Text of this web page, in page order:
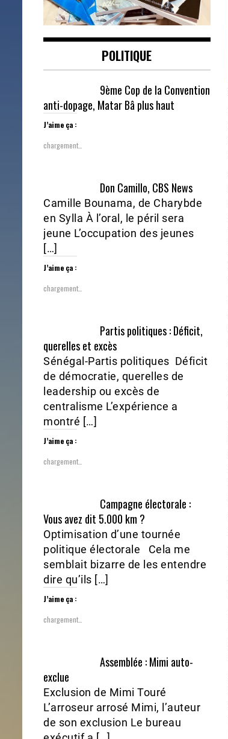
POLITIQUE
9ème Cop de la Convention
anti-dopage, Matar Bâ plus haut
J’aime ça :
chargement…
Don Camillo, CBS News
Camille Bounama, de Charybde
en Sylla À l’oral, le péril sera
jeune L’occupation des jeunes
[…]
J’aime ça :
chargement…
Partis politiques : Déficit,
querelles et excès
Sénégal-Partis politiques Déficit
de démocratie, querelles de
leadership ou excès de
centralisme L’expérience a
montré […]
J’aime ça :
chargement…
Campagne électorale :
Vous avez dit 5.000 km ?
Optimisation d’une tournée
politique électorale Cela me
semblait bizarre de les entendre
dire qu’ils […]
J’aime ça :
chargement…
Assemblée : Mimi auto-
exclue
Exclusion de Mimi Touré
L’arroseur arrosé Mimi, l’auteur
de son exclusion Le bureau